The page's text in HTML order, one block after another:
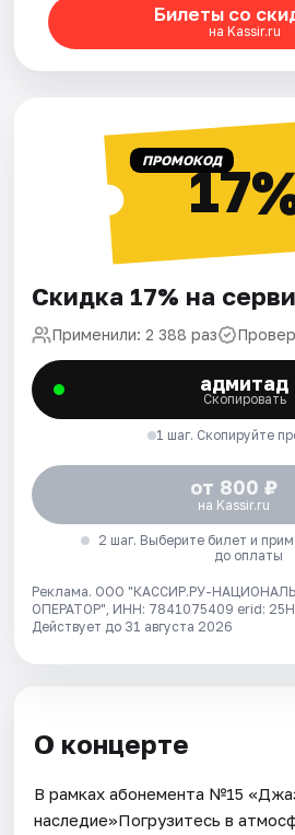
Билеты со
на Kassir.ru
ПРОМОКОД
Скидка 17% на
Применили: 2 388 раз
адмитад
Скопировать
1 шаг. Скопируйте
от 800 ₽
на Kassir.ru
2 шаг. Выберите билет и
до оплаты
Реклама. ООО "КАССИР.РУ-
ОПЕРАТОР", ИНН: 7841075409 erid:
Действует до 31 августа 2026
О концерте
В рамках абонемента №15
наследие»Погрузитесь в